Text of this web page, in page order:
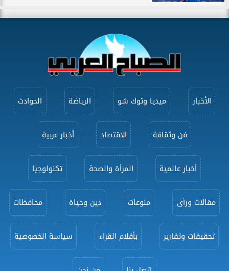
الأخبار ميديا وتوك شو الرياضة الحوادث
فن وثقافة الاقتصاد أخبار عربية
أخبار عالمية المرأة والصحة تكنولوجيا
مقالات ورأى منوعات دين وحياة محافظات
تحقيقات وتقارير بأقلام القراء سياسة الخصوصية